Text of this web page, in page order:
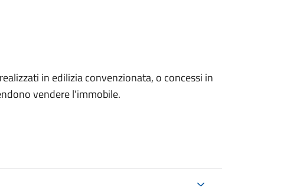
in edilizia convenzionata, o concessi in
vendere l'immobile.